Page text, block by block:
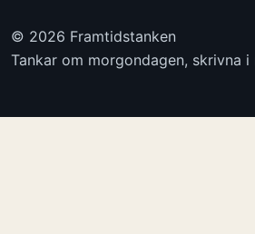
© 2026 Framtidstanken
Tankar om morgondagen, skrivna i